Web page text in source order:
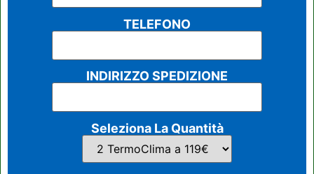
TELEFONO
INDIRIZZO SPEDIZIONE
Seleziona La Quantità